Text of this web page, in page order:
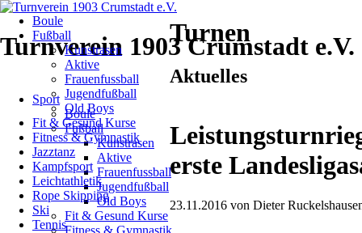
Turnverein 1903 Crumstadt e.V.
Navigation
überspringen
Sport
Boule
Fußball
Kunstrasen
Aktive
Frauenfussball
Jugendfußball
Old Boys
Fit & Gesund Kurse
Fitness & Gymnastik
Turnen
Aktuelles
erste
23.11.2016 von Dieter
Navigation
überspringen
Boule
Fußball
Kunstrasen
Aktive
Frauenfussball
Jugendfußball
Old Boys
Fit & Gesund Kurse
Fitness & Gymnastik
Jazztanz
Kampfsport
Leichtathletik
Rope Skipping
Ski
Tennis